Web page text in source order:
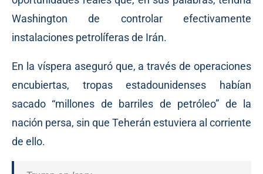
Washington de controlar efectivamente
instalaciones petrolíferas de Irán.
En la víspera aseguró que, a través de operaciones
encubiertas, tropas estadounidenses habían
sacado “millones de barriles de petróleo” de la
nación persa, sin que Teherán estuviera al corriente
de ello.